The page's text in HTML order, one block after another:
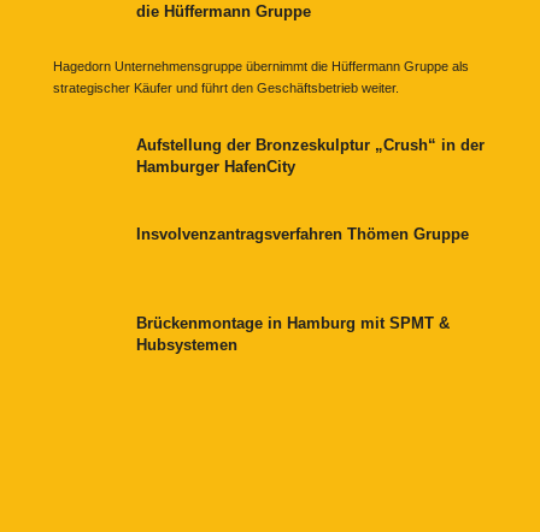
die Hüffermann Gruppe
Hagedorn Unternehmensgruppe übernimmt die Hüffermann Gruppe als
strategischer Käufer und führt den Geschäftsbetrieb weiter.
Aufstellung der Bronzeskulptur „Crush“ in der
Hamburger HafenCity
Insvolvenzantragsverfahren Thömen Gruppe
Brückenmontage in Hamburg mit SPMT &
Hubsystemen